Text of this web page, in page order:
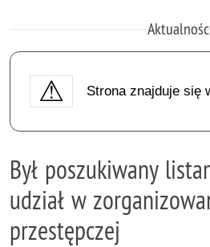
Strona znajduje się
Był poszukiwany
udział w
przestępczej